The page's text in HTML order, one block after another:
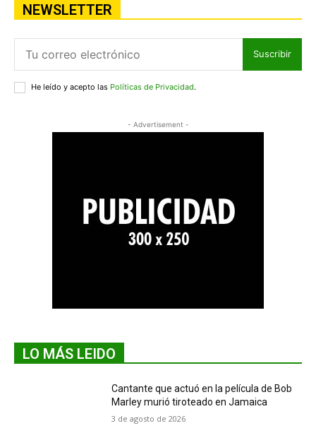
NEWSLETTER
Suscribir
He leído y acepto las Políticas de Privacidad.
- Advertisement -
LO MÁS LEIDO
Cantante que actuó en la película de Bob
Marley murió tiroteado en Jamaica
3 de agosto de 2026